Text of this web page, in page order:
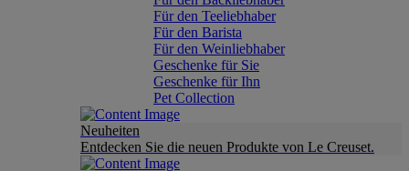
Für den Teeliebhaber
Für den Barista
Für den Weinliebhaber
Geschenke für Sie
Geschenke für Ihn
Pet Collection
Neuheiten
Entdecken Sie die neuen Produkte von Le Creuset.